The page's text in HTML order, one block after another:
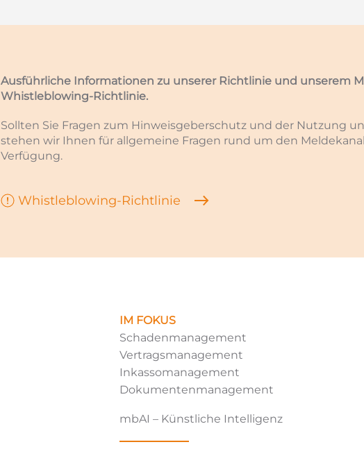
Ausführliche Informationen zu unserer Richtlinie und unserem
Whistleblowing-Richtlinie.
Sollten Sie Fragen zum Hinweisgeberschutz und der Nutzung
stehen wir Ihnen für allgemeine Fragen rund um den
Verfügung.
Whistleblowing-Richtlinie
IM FOKUS
Schadenmanagement
Vertragsmanagement
Inkassomanagement
Dokumentenmanagement
mbAI – Künstliche Intelligenz